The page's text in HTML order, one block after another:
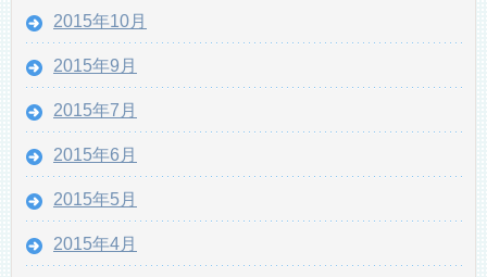
2015年10月
2015年9月
2015年7月
2015年6月
2015年5月
2015年4月